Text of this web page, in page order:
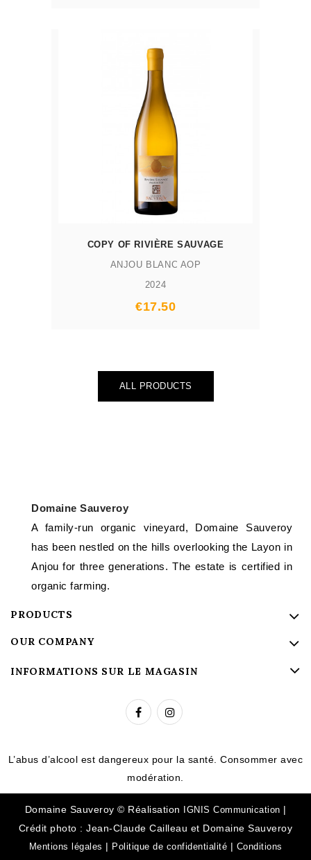
COPY OF RIVIÈRE SAUVAGE
ANJOU BLANC AOP
2024
Prix
€17.50
ALL PRODUCTS
Domaine Sauveroy
A family-run organic vineyard, Domaine Sauveroy
has been nestled on the hills overlooking the Layon in
Anjou for three generations. The estate is certified in
organic farming.
PRODUCTS
OUR COMPANY
INFORMATIONS SUR LE MAGASIN
L’abus d’alcool est dangereux pour la santé. Consommer avec
modération.
Domaine Sauveroy © Réalisation IGNIS Communication |
Crédit photo : Jean-Claude Cailleau et Domaine Sauveroy
Mentions légales | Politique de confidentialité | Conditions